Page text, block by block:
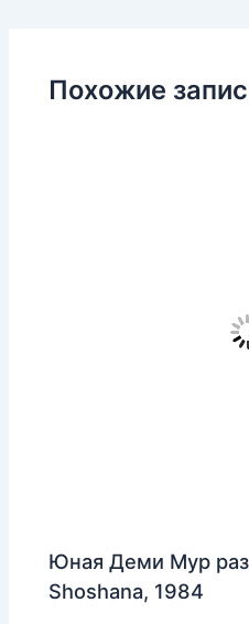
Похожие
Юная Деми Мур
Shoshana, 1984